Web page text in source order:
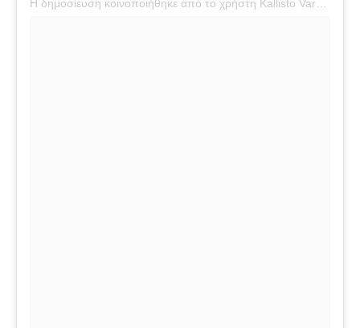
Η δημοσίευση κοινοποιήθηκε από το χρήστη Kallisto Vardi (@kallisto_vardi)